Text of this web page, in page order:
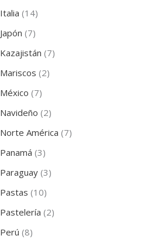
Italia (14)
Japón (7)
Kazajistán (7)
Mariscos (2)
México (7)
Navideño (2)
Norte América (7)
Panamá (3)
Paraguay (3)
Pastas (10)
Pastelería (2)
Perú (8)